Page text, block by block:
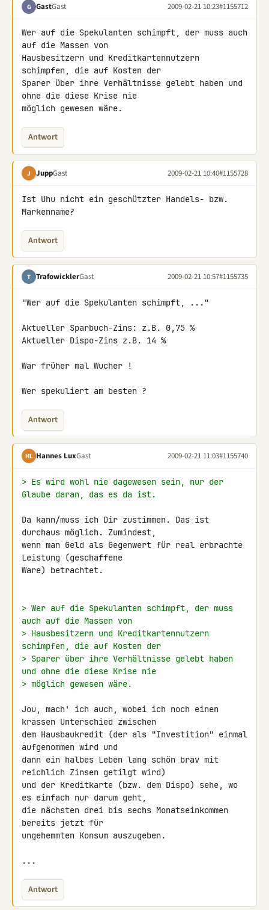
G GastGast 2009-02-21 10:23#1155712
Wer auf die Spekulanten schimpft, der muss auch
auf die Massen von
Hausbesitzern und Kreditkartennutzern
schimpfen, die auf Kosten der
Sparer über ihre Verhältnisse gelebt haben und
ohne die diese Krise nie
möglich gewesen wäre.
Antwort
J JuppGast 2009-02-21 10:40#1155728
Ist Uhu nicht ein geschützter Handels- bzw.
Markenname?
Antwort
T TrafowicklerGast 2009-02-21 10:57#1155735
"Wer auf die Spekulanten schimpft, ..."
Aktueller Sparbuch-Zins: z.B. 0,75 %
Aktueller Dispo-Zins z.B. 14 %
War früher mal Wucher !
Wer spekuliert am besten ?
Antwort
HL Hannes LuxGast 2009-02-21 11:03#1155740
> Es wird wohl nie dagewesen sein, nur der
Glaube daran, das es da ist.
Da kann/muss ich Dir zustimmen. Das ist
durchaus möglich. Zumindest,
wenn man Geld als Gegenwert für real erbrachte
Leistung (geschaffene
Ware) betrachtet.
> Wer auf die Spekulanten schimpft, der muss
auch auf die Massen von
> Hausbesitzern und Kreditkartennutzern
schimpfen, die auf Kosten der
> Sparer über ihre Verhältnisse gelebt haben
und ohne die diese Krise nie
> möglich gewesen wäre.
Jou, mach' ich auch, wobei ich noch einen
krassen Unterschied zwischen
dem Hausbaukredit (der als "Investition" einmal
aufgenommen wird und
dann ein halbes Leben lang schön brav mit
reichlich Zinsen getilgt wird)
und der Kreditkarte (bzw. dem Dispo) sehe, wo
es einfach nur darum geht,
die nächsten drei bis sechs Monatseinkommen
bereits jetzt für
ungehemmten Konsum auszugeben.
...
Antwort